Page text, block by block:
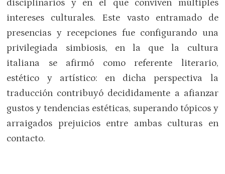
disciplinarios y en el que conviven múltiples
intereses culturales. Este vasto entramado de
presencias y recepciones fue configurando una
privilegiada simbiosis, en la que la cultura
italiana se afirmó como referente literario,
estético y artístico: en dicha perspectiva la
traducción contribuyó decididamente a afianzar
gustos y tendencias estéticas, superando tópicos y
arraigados prejuicios entre ambas culturas en
contacto.